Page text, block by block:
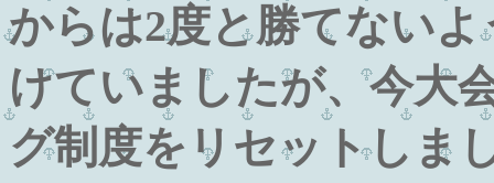
からは2度と勝てない
けていましたが、今大
グ制度をリセットしま